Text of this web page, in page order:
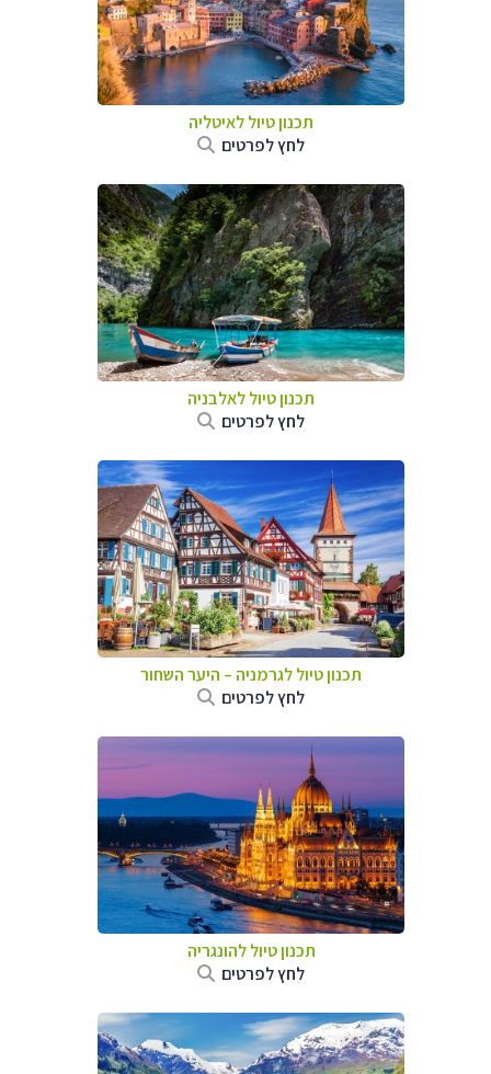
תכנון טיול לאיטליה
לחץ לפרטים
תכנון טיול לאלבניה
לחץ לפרטים
תכנון טיול לגרמניה – היער השחור
לחץ לפרטים
תכנון טיול להונגריה
לחץ לפרטים